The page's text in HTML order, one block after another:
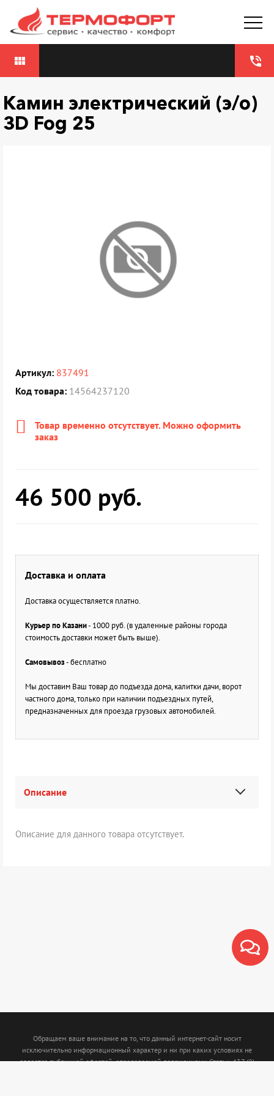
phone_in_talk
view_module
Камин электрический (э/о)
3D Fog 25
Артикул: 837491
Код товара: 14564237120
Товар временно отсутствует. Можно оформить
заказ
46 500 руб.
Доставка и оплата
Доставка осуществляется платно.
Курьер по Казани- 1000 руб. (в удаленные районы города
стоимость доставки может быть выше).
Самовывоз- бесплатно
Мы доставим Ваш товар до подъезда дома, калитки дачи, ворот
частного дома, только при наличии подъездных путей,
предназначенных для проезда грузовых автомобилей.
Описание
Описание для данного товара отсутствует.
Обращаем ваше внимание на то, что данный интернет-сайт носит
исключительно информационный характер и ни при каких условиях не
является публичной офертой, определяемой положениями Статьи 437 (2)